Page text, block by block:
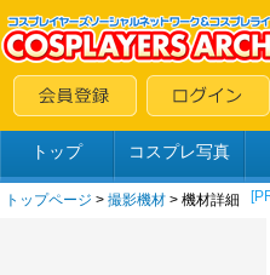
トップ コスプレ写真
トップページ > 撮影機材 > 機材詳細